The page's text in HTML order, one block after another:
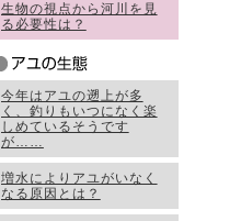
生物の視点から河川を見
る必要性は？
今年はアユの遡上が多
く、釣りもいつになく楽
しめているそうです
が……
増水によりアユがいなく
なる原因とは？